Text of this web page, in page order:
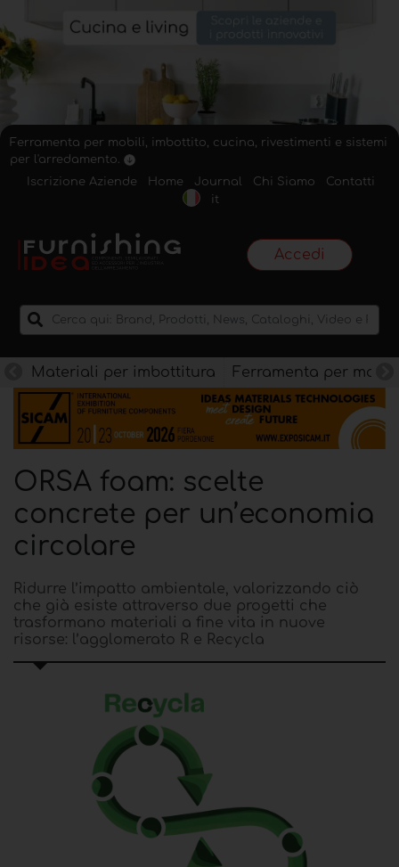
Ferramenta per mobili, imbottito, cucina, rivestimenti e sistemi
per l'arredamento.
Iscrizione Aziende
Home Journal Chi Siamo
Contatti
it
Accedi
Materiali per imbottitura Ferramenta per mobili
ORSA foam: scelte
concrete per un’economia
circolare
Ridurre l’impatto ambientale, valorizzando ciò
che già esiste attraverso due progetti che
trasformano materiali a fine vita in nuove
risorse: l’agglomerato R e Recycla